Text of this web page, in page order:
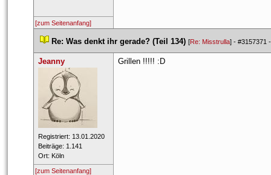
[zum Seitenanfang]
Re: Was denkt ihr gerade? (Teil 134) [Re: Misstrulla] - #3157371
Jeanny
Registriert: 13.01.2020
Beiträge: 1.141
Ort: Köln
Grillen !!!!! :D
[zum Seitenanfang]